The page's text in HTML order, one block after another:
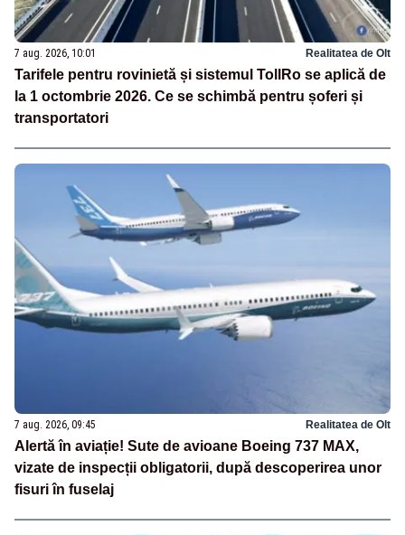
7 aug. 2026, 10:01 Realitatea de Olt
Tarifele pentru rovinietă și sistemul TollRo se aplică de
la 1 octombrie 2026. Ce se schimbă pentru șoferi și
transportatori
7 aug. 2026, 09:45 Realitatea de Olt
Alertă în aviație! Sute de avioane Boeing 737 MAX,
vizate de inspecții obligatorii, după descoperirea unor
fisuri în fuselaj